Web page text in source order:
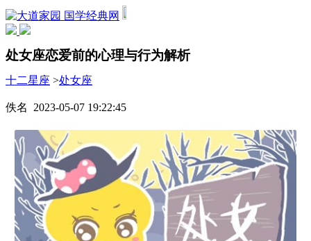
国学经典网
处女座恋爱前的心理与行为解析
十二星座 >处女座
佚名 2023-05-07 19:22:45